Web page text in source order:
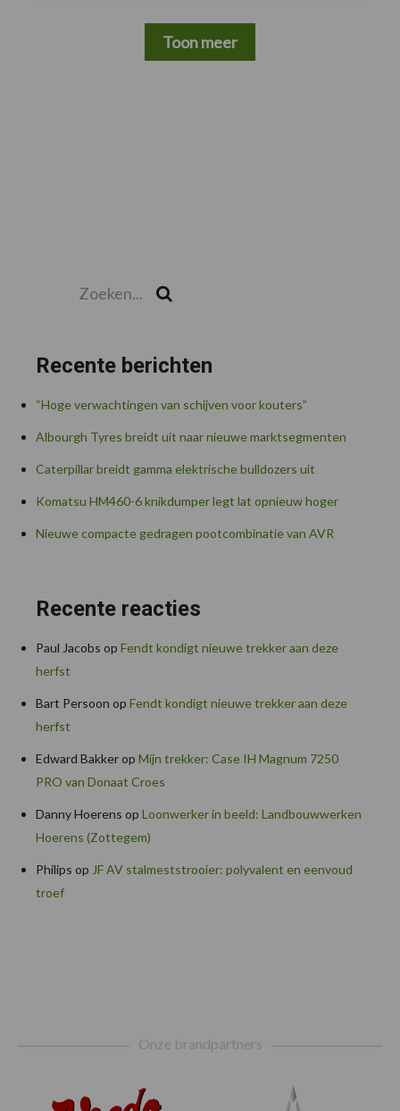
Toon meer
Recente berichten
“Hoge verwachtingen van schijven voor kouters”
Albourgh Tyres breidt uit naar nieuwe marktsegmenten
Caterpillar breidt gamma elektrische bulldozers uit
Komatsu HM460-6 knikdumper legt lat opnieuw hoger
Nieuwe compacte gedragen pootcombinatie van AVR
Recente reacties
Paul Jacobs op Fendt kondigt nieuwe trekker aan deze
herfst
Bart Persoon op Fendt kondigt nieuwe trekker aan deze
herfst
Edward Bakkerop Mijn trekker: Case IH Magnum 7250
PRO van Donaat Croes
Danny Hoerens op Loonwerker in beeld: Landbouwwerken
Hoerens (Zottegem)
Philips op JF AV stalmeststrooier: polyvalent en eenvoud
troef
Onze brandpartners